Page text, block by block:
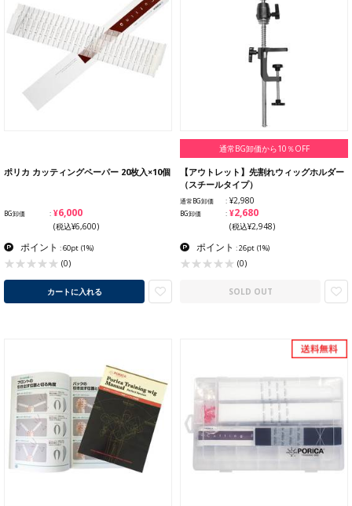
ポリカ カッティングペーパー 20枚入×10個
BG卸価 ¥6,000
(税込¥6,600)
ポイント : 60pt (1%)
(0)
カートに入れる
通常BG卸価から10％OFF
【アウトレット】先割れウィッグホルダー
（スチールタイプ）
通常BG卸価 ¥2,980
BG卸価 ¥2,680
(税込¥2,948)
ポイント : 26pt (1%)
(0)
SOLD OUT